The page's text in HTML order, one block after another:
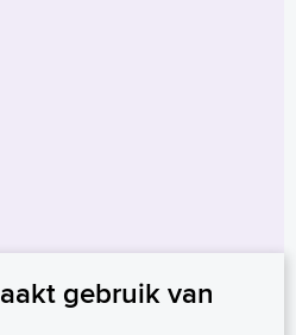
gebruik van